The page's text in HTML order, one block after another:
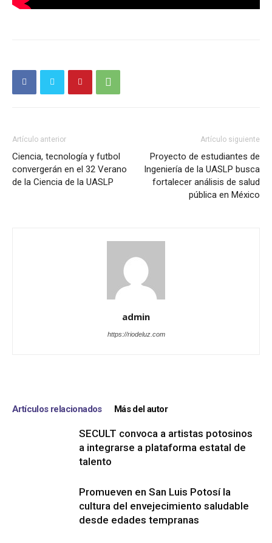
Artículo anterior
Ciencia, tecnología y futbol
convergerán en el 32 Verano
de la Ciencia de la UASLP
Artículo siguiente
Proyecto de estudiantes de
Ingeniería de la UASLP busca
fortalecer análisis de salud
pública en México
admin
https://riodeluz.com
Artículos relacionados Más del autor
SECULT convoca a artistas potosinos
a integrarse a plataforma estatal de
talento
Promueven en San Luis Potosí la
cultura del envejecimiento saludable
desde edades tempranas